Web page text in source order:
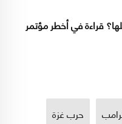
قراءة في أخطر مؤتمر
حرب غزة